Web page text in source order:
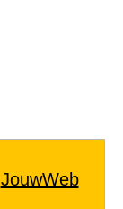
JouwWeb